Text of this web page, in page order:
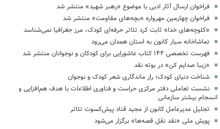
فراخوان ارسال آثار ادبی با موضوع «رهبر شهید» منتشر شد
فراخوان چهارمین مهرواره «بچه‌های مقاومت» منتشر شد
«کلوچه‌های خدا» ثابت کرد تئاتر حرفه‌ای کودک، مرز جغرافیا نمی‌شناسد
تماشاخانه سیار کانون به استان همدان می‌رود
فهرست تخصصی ۱۴۴ کتاب عاشورایی برای کودکان و نوجوانان منتشر شد
«زیبا صدایم کن» در بوته نقد
شناخت دنیای کودک؛ راز ماندگاری شعر کودک و نوجوان
نشست تعاملی دفتر مرکزی حراست و فناوری اطلاعات با هدف هم‌افزایی و
انسجام بیشتر سازمانی
تجلیل مدیرعامل کانون از مجید قناد پیش‌کسوت تئاتر
پویش ملی «نقد نقل قصه‌ها» برگزار می‌شود